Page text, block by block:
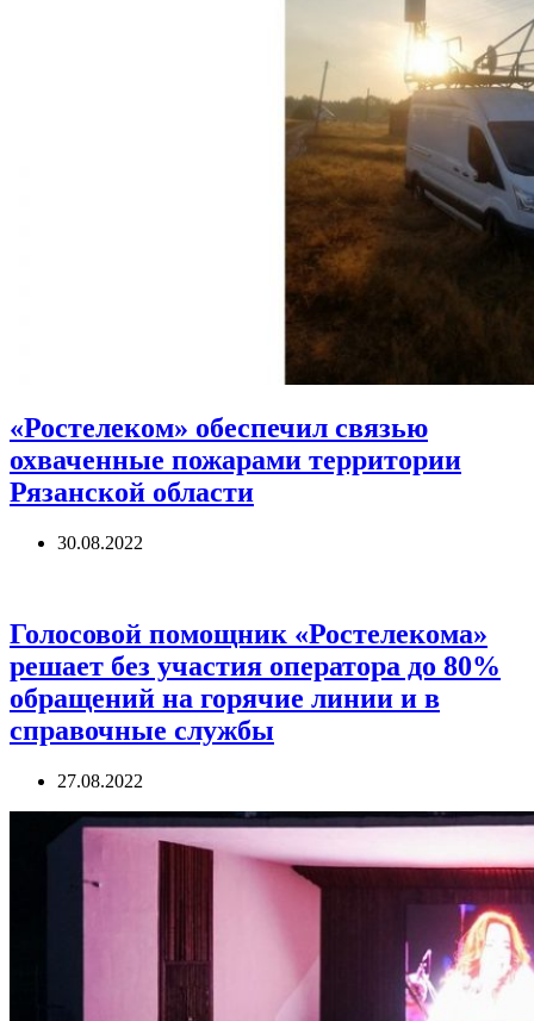
«Ростелеком» обеспечил связью
охваченные пожарами территории
Рязанской области
30.08.2022
Голосовой помощник «Ростелекома»
решает без участия оператора до 80%
обращений на горячие линии и в
справочные службы
27.08.2022